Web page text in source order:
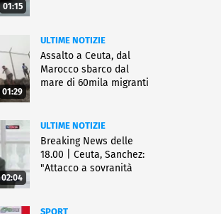
01:15
01:29
ULTIME NOTIZIE
Assalto a Ceuta, dal
Marocco sbarco dal
mare di 60mila migranti
02:04
ULTIME NOTIZIE
Breaking News delle
18.00 | Ceuta, Sanchez:
"Attacco a sovranità
SPORT